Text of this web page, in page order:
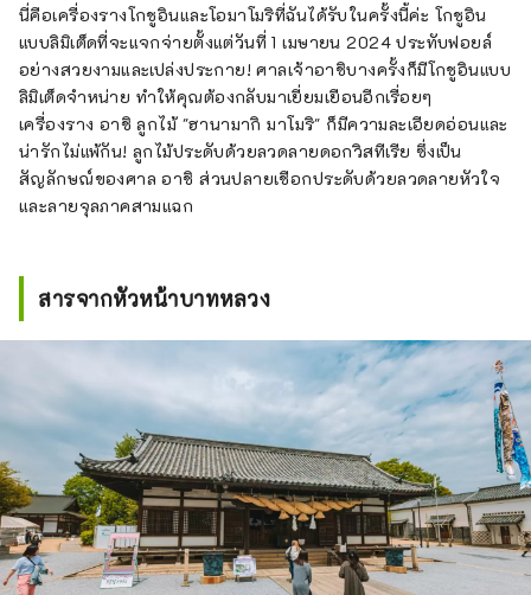
นี่คือเครื่องรางโกชูอินและโอมาโมริที่ฉันได้รับในครั้งนี้ค่ะ โกชูอิน
แบบลิมิเต็ดที่จะแจกจ่ายตั้งแต่วันที่ 1 เมษายน 2024 ประทับฟอยล์
อย่างสวยงามและเปล่งประกาย! ศาลเจ้าอาชิบางครั้งก็มีโกชูอินแบบ
ลิมิเต็ดจำหน่าย ทำให้คุณต้องกลับมาเยี่ยมเยือนอีกเรื่อยๆ
เครื่องราง อาชิ ลูกไม้ "ฮานามากิ มาโมริ" ก็มีความละเอียดอ่อนและ
น่ารักไม่แพ้กัน! ลูกไม้ประดับด้วยลวดลายดอกวิสทีเรีย ซึ่งเป็น
สัญลักษณ์ของศาล อาชิ ส่วนปลายเชือกประดับด้วยลวดลายหัวใจ
และลายจุลภาคสามแฉก
สารจากหัวหน้าบาทหลวง